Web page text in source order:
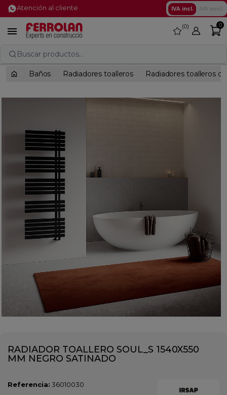
Atención al cliente IVA incl.
 favorite
0 0
Buscar productos...
Baños Radiadores toalleros Radiadores toalleros
RADIADOR TOALLERO SOUL_S 1540X550
MM NEGRO SATINADO
Referencia: 36010030